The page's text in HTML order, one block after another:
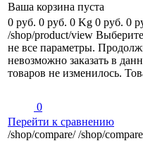
Ваша корзина пуста
0 руб. 0 руб. 0 Kg 0 руб. 0
/shop/product/view
не все параметры.
невозможно заказать в
товаров не изменилось.
0
Перейти к сравнению
/shop/compare/ /shop/